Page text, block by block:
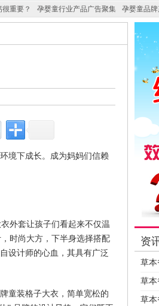
重要？ 孕婴童行业产品广告聚集 孕婴童品
境下成长。成为妈妈们信赖
外套让孩子们看起来不仅温
时尚大方，下半身选择搭配
设计师的心血，其具有广泛
童装格子大衣，简单宽松的
资
草本
草本
草本